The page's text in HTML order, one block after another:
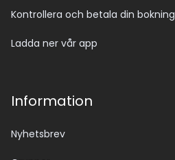
Kontrollera och betala din bokning
Ladda ner vår app
Information
Nyhetsbrev